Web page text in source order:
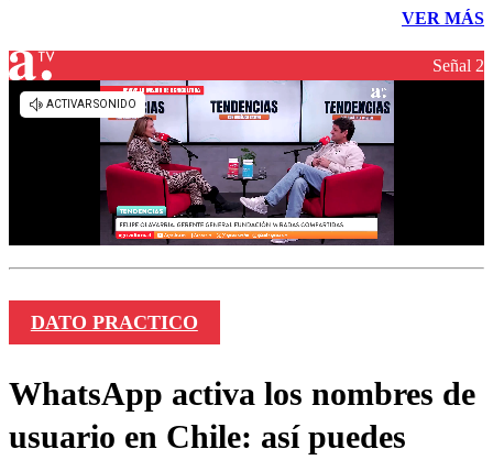
VER MÁS
Señal 2
DATO PRACTICO
WhatsApp activa los nombres de
usuario en Chile: así puedes